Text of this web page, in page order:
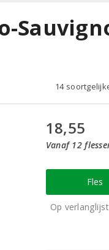
14
18,55
Vanaf 12
Fles
Op verlanglijst